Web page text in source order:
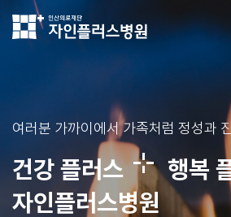
의료법인인산의료재단 자인플러스병원
여러분 가까이에서 가족처럼 정성과
건강 플러스
행복
자인플러스병원